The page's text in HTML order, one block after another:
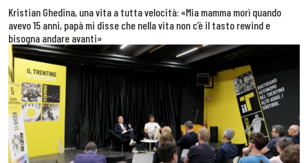
Kristian Ghedina, una vita a tutta velocità: «Mia mamma morì quando
avevo 15 anni, papà mi disse che nella vita non c’è il tasto rewind e
bisogna andare avanti»